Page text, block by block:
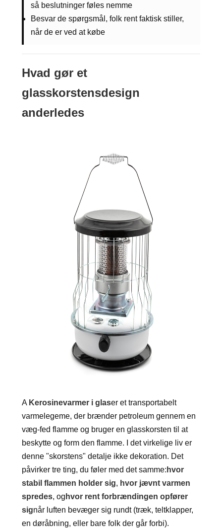
så beslutninger føles nemme
Besvar de spørgsmål, folk rent faktisk stiller,
når de er ved at købe
Hvad gør et
glasskorstensdesign
anderledes
A Kerosinevarmer i glaser et transportabelt
varmelegeme, der brænder petroleum gennem en
væg-fed flamme og bruger en glasskorsten til at
beskytte og form den flamme. I det virkelige liv er
denne "skorstens" detalje ikke dekoration. Det
påvirker tre ting, du føler med det samme: hvor
stabil flammen holder sig, hvor jævnt varmen
spredes, og hvor rent forbrændingen opfører
signår luften bevæger sig rundt (træk, teltklapper,
en døråbning, eller bare folk der går forbi).